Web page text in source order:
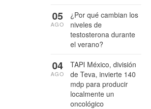
¿Por qué cambian los
niveles de
testosterona durante
el verano?
05
AGO
TAPI México, división
de Teva, invierte 140
mdp para producir
localmente un
oncológico
04
AGO